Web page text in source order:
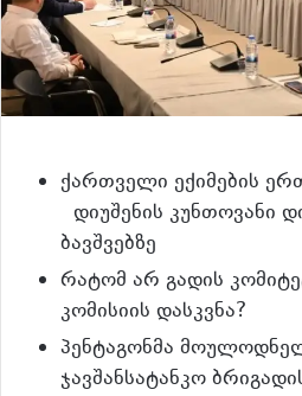
ქართველი ექიმების
დიუშენის კუნთოვანი
ბავშვებზე
რატომ არ გადის
კომისიის დასკვნა?
პენტაგონმა
ჯავშანსატანკო